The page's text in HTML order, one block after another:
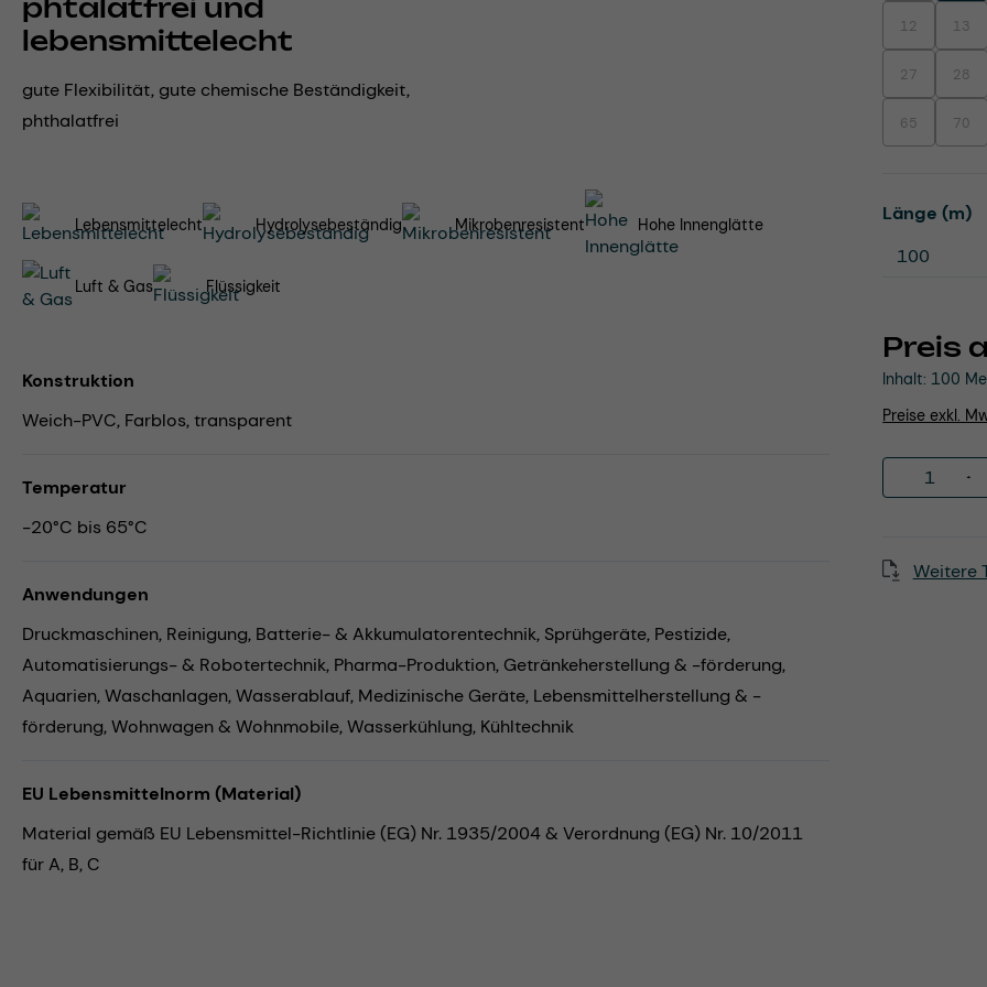
phtalatfrei und
lebensmittelecht
gute Flexibilität, gute chemische Beständigkeit,
phthalatfrei
Preis
Inhalt: 100
Preise exkl.
12(Diese Option
13
27(Diese Option
28
65(Diese 70
Länge (m)
Weitere
Lebensmittelecht Hydrolysebeständig Mikrobenresistent Hohe Innenglätte
Luft & Gas Flüssigkeit
Konstruktion
Weich-PVC, Farblos, transparent
Temperatur
-20°C bis 65°C
Anwendungen
Druckmaschinen, Reinigung, Batterie- & Akkumulatorentechnik, Sprühgeräte, Pestizide,
Automatisierungs- & Robotertechnik, Pharma-Produktion, Getränkeherstellung & -förderung,
Aquarien,Waschanlagen,Wasserablauf, Medizinische Geräte, Lebensmittelherstellung & -
förderung,Wohnwagen & Wohnmobile,Wasserkühlung, Kühltechnik
EU Lebensmittelnorm (Material)
Material gemäß EU Lebensmittel-Richtlinie (EG) Nr. 1935/2004 & Verordnung (EG) Nr. 10/2011
für A, B, C